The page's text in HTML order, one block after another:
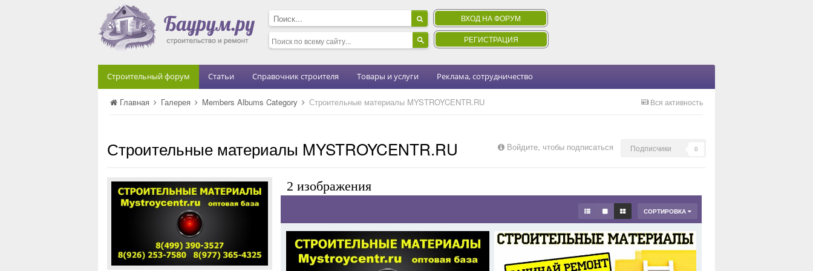
ВХОД НА ФОРУМ
РЕГИСТРАЦИЯ
Строительный форум Статьи Справочник строителя Товары и услуги Реклама, сотрудничество
Вся активность
Главная Галерея Members Albums Category Строительные материалы MYSTROYCENTR.RU
Строительные материалы MYSTROYCENTR.RU Войдите, чтобы подписаться Подписчики 0
2 изображения
СОРТИРОВКА